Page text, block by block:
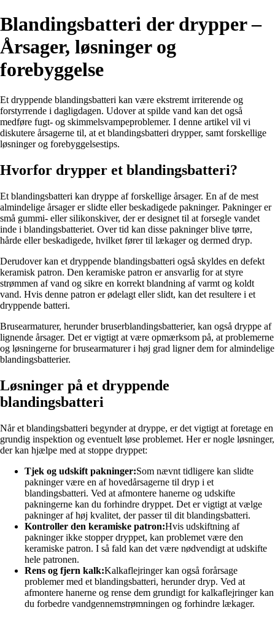
Blandingsbatteri der drypper –
Årsager, løsninger og
forebyggelse
Et dryppende blandingsbatteri kan være ekstremt irriterende og
forstyrrende i dagligdagen. Udover at spilde vand kan det også
medføre fugt- og skimmelsvampeproblemer. I denne artikel vil vi
diskutere årsagerne til, at et blandingsbatteri drypper, samt forskellige
løsninger og forebyggelsestips.
Hvorfor drypper et blandingsbatteri?
Et blandingsbatteri kan dryppe af forskellige årsager. En af de mest
almindelige årsager er slidte eller beskadigede pakninger. Pakninger er
små gummi- eller silikonskiver, der er designet til at forsegle vandet
inde i blandingsbatteriet. Over tid kan disse pakninger blive tørre,
hårde eller beskadigede, hvilket fører til lækager og dermed dryp.
Derudover kan et dryppende blandingsbatteri også skyldes en defekt
keramisk patron. Den keramiske patron er ansvarlig for at styre
strømmen af vand og sikre en korrekt blandning af varmt og koldt
vand. Hvis denne patron er ødelagt eller slidt, kan det resultere i et
dryppende batteri.
Brusearmaturer, herunder bruserblandingsbatterier, kan også dryppe af
lignende årsager. Det er vigtigt at være opmærksom på, at problemerne
og løsningerne for brusearmaturer i høj grad ligner dem for almindelige
blandingsbatterier.
Løsninger på et dryppende
blandingsbatteri
Når et blandingsbatteri begynder at dryppe, er det vigtigt at foretage en
grundig inspektion og eventuelt løse problemet. Her er nogle løsninger,
der kan hjælpe med at stoppe dryppet:
Tjek og udskift pakninger:Som nævnt tidligere kan slidte
pakninger være en af hovedårsagerne til dryp i et
blandingsbatteri. Ved at afmontere hanerne og udskifte
pakningerne kan du forhindre dryppet. Det er vigtigt at vælge
pakninger af høj kvalitet, der passer til dit blandingsbatteri.
Kontroller den keramiske patron:Hvis udskiftning af
pakninger ikke stopper dryppet, kan problemet være den
keramiske patron. I så fald kan det være nødvendigt at udskifte
hele patronen.
Rens og fjern kalk:Kalkaflejringer kan også forårsage
problemer med et blandingsbatteri, herunder dryp. Ved at
afmontere hanerne og rense dem grundigt for kalkaflejringer kan
du forbedre vandgennemstrømningen og forhindre lækager.